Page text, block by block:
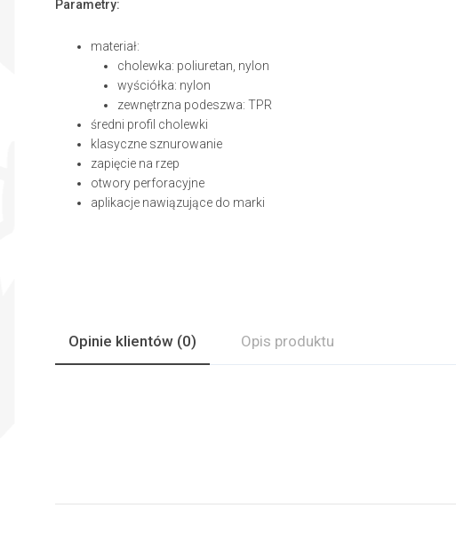
Parametry:
materiał:
cholewka: poliuretan, nylon
wyściółka: nylon
zewnętrzna podeszwa: TPR
średni profil cholewki
klasyczne sznurowanie
zapięcie na rzep
otwory perforacyjne
aplikacje nawiązujące do marki
Opinie klientów (0) Opis produktu